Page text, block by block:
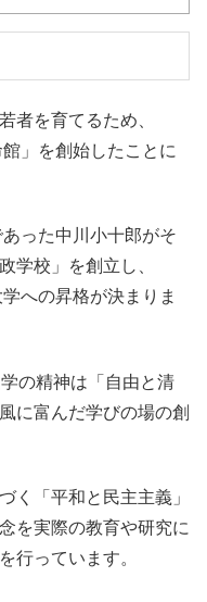
者を育てるため、
」を創始したことに
った中川小十郎がそ
学校」を創立し、
への昇格が決まりま
の精神は「自由と清
に富んだ学びの場の創
く「平和と民主主義」
を実際の教育や研究に
行っています。